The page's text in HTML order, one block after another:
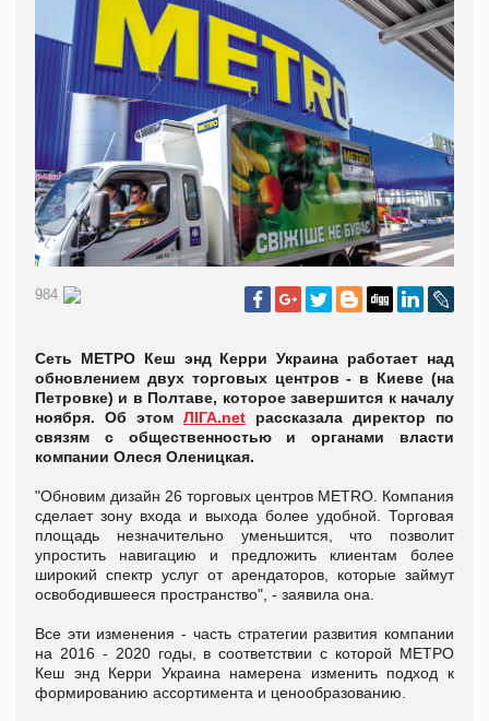
984
Сеть МЕТРО Кеш энд Керри Украина работает над
обновлением двух торговых центров - в Киеве (на
Петровке) и в Полтаве, которое завершится к началу
ноября. Об этом ЛІГА.net рассказала директор по
связям с общественностью и органами власти
компании Олеся Оленицкая.
"Обновим дизайн 26 торговых центров METRO. Компания
сделает зону входа и выхода более удобной. Торговая
площадь незначительно уменьшится, что позволит
упростить навигацию и предложить клиентам более
широкий спектр услуг от арендаторов, которые займут
освободившееся пространство", - заявила она.
Все эти изменения - часть стратегии развития компании
на 2016 - 2020 годы, в соответствии с которой МЕТРО
Кеш энд Керри Украина намерена изменить подход к
формированию ассортимента и ценообразованию.